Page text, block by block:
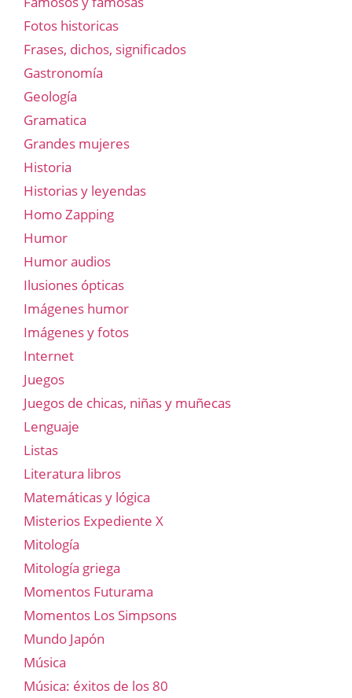
Fotos historicas
Frases, dichos, significados
Gastronomía
Geología
Gramatica
Grandes mujeres
Historia
Historias y leyendas
Homo Zapping
Humor
Humor audios
Ilusiones ópticas
Imágenes humor
Imágenes y fotos
Internet
Juegos
Juegos de chicas, niñas y muñecas
Lenguaje
Listas
Literatura libros
Matemáticas y lógica
Misterios Expediente X
Mitología
Mitología griega
Momentos Futurama
Momentos Los Simpsons
Mundo Japón
Música
Música: éxitos de los 80